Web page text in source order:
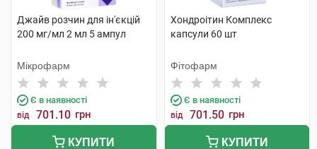
Джайв розчин для ін'єкцій
200 мг/мл 2 мл 5 ампул
Мікрофарм
Є в наявності
від 701.10 грн
КУПИТИ
Хондроітин Комплекс
капсули 60 шт
Фітофарм
Є в наявності
від 701.50 грн
КУПИТИ